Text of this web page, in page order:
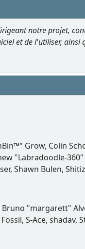
notre projet,
et de l'utiliser, ainsi
Grow, Colin
"Labradoodle-
Shawn Bulen,
"margarett"
S-Ace, shadav,